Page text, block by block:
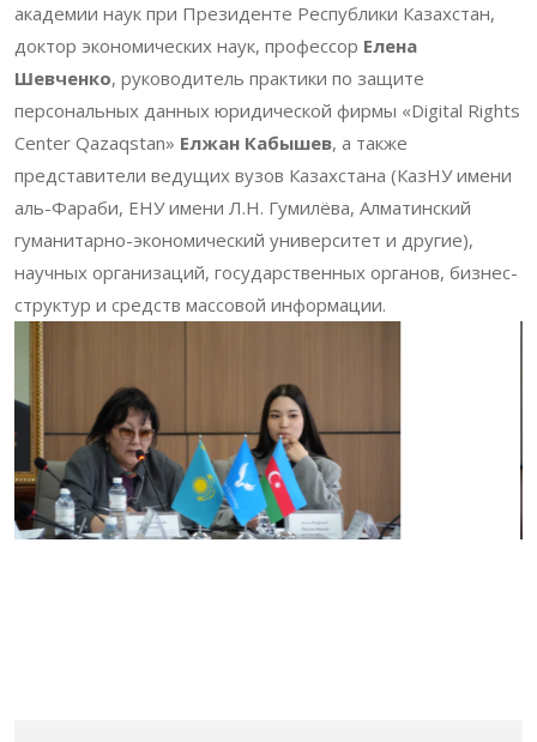
академии наук при Президенте Республики Казахстан,
доктор экономических наук, профессор Елена
Шевченко, руководитель практики по защите
персональных данных юридической фирмы «Digital Rights
Center Qazaqstan» Елжан Кабышев, а также
представители ведущих вузов Казахстана (КазНУ имени
аль-Фараби, ЕНУ имени Л.Н. Гумилёва, Алматинский
гуманитарно-экономический университет и другие),
научных организаций, государственных органов, бизнес-
структур и средств массовой информации.